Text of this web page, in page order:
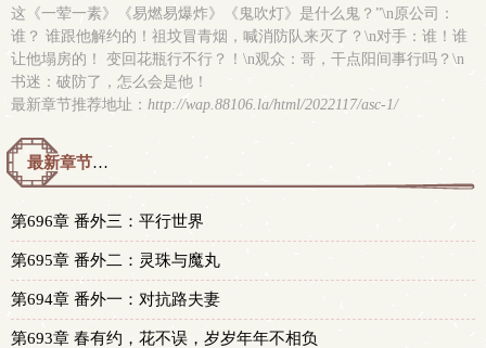
这《一荤一素》《易燃易爆炸》《鬼吹灯》是什么鬼？”\n原公司：
谁？ 谁跟他解约的！祖坟冒青烟，喊消防队来灭了？\n对手：谁！谁
让他塌房的！ 变回花瓶行不行？！\n观众：哥，干点阳间事行吗？\n
书迷：破防了，怎么会是他！
最新章节推荐地址： http://wap.88106.la/html/2022117/asc-1/
最新章节预览 更新时间：2026-01-24T07:00:15
第696章 番外三：平行世界
第695章 番外二：灵珠与魔丸
第694章 番外一：对抗路夫妻
第693章 春有约，花不误，岁岁年年不相负